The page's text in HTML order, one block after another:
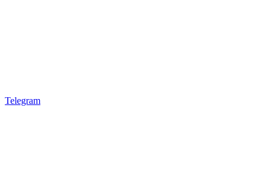
Telegram